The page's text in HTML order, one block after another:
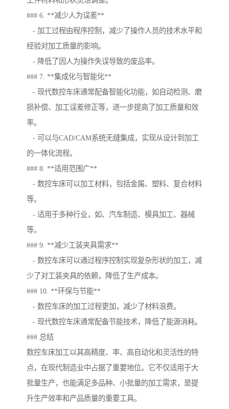
### 6. **减少人为误差**
- 加工过程由程序控制，减少了操作人员的技术水平和
经验对加工质量的影响。
- 降低了因人为操作失误导致的废品率。
### 7. **集成化与智能化**
- 现代数控车床通常配备智能化功能，如自动检测、磨
损补偿、加工误差修正等，进一步提高了加工质量和效
率。
- 可以与CAD/CAM系统无缝集成，实现从设计到加工
的一体化流程。
### 8. **适用范围广**
- 数控车床可以加工材料，包括金属、塑料、复合材料
等。
- 适用于多种行业，如、汽车制造、模具加工、器械
等。
### 9. **减少工装夹具需求**
- 数控车床可以通过程序控制实现复杂形状的加工，减
少了对工装夹具的依赖，降低了生产成本。
### 10. **环保与节能**
- 数控车床的加工过程更加，减少了材料浪费。
- 现代数控车床通常配备节能技术，降低了能源消耗。
### 总结
数控车床加工以其高精度、率、高自动化和灵活性的特
点，在现代制造业中占据了重要地位。它不仅适用于大
批量生产，也能满足多品种、小批量的加工需求，是提
升生产效率和产品质量的重要工具。